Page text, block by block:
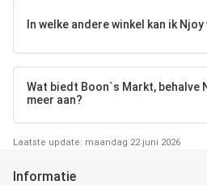
In welke andere winkel kan ik
Wat biedt Boon`s Markt, behalve
meer aan?
Laatste update: maandag 22 juni 2026
Informatie